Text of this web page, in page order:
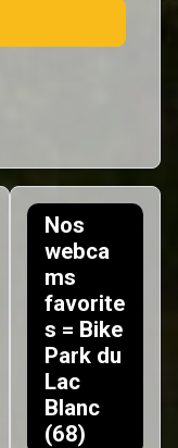
Nos
webca
ms
favorite
s = Bike
Park du
Lac
Blanc
(68)